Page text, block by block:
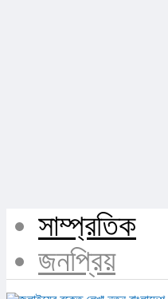
সাম্প্রতিক
জনপ্রিয়